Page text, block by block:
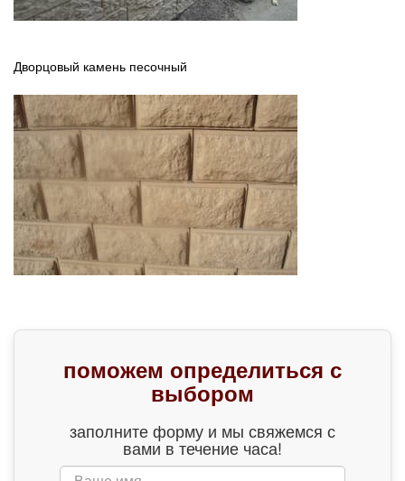
Дворцовый камень песочный
поможем определиться с
выбором
заполните форму и мы свяжемся с
вами в течение часа!